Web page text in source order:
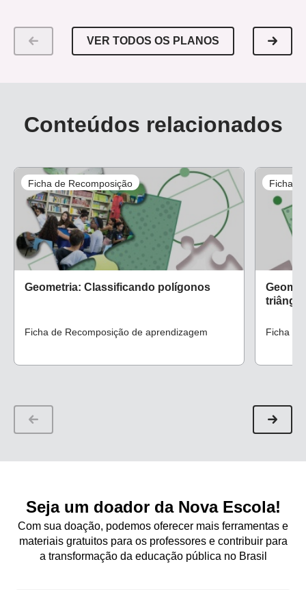
VER TODOS OS PLANOS
Conteúdos relacionados
Ficha de Recomposição
Geometria: Classificando polígonos
Ficha de Recomposição de aprendizagem
Ficha
Ficha
Seja um doador da Nova Escola!
Com sua doação, podemos oferecer mais ferramentas e
materiais gratuitos para os professores e contribuir para
a transformação da educação pública no Brasil